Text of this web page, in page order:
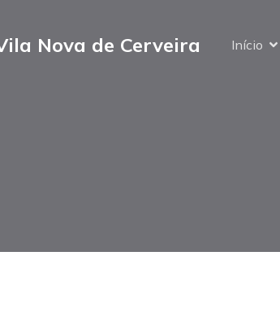
Nova de Cerveira Início